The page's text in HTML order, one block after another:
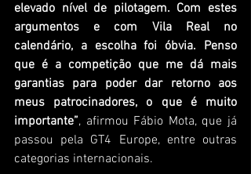
elevado nível de pilotagem. Com estes
argumentos e com Vila Real no
calendário, a escolha foi óbvia. Penso
que é a competição que me dá mais
garantias para poder dar retorno aos
meus patrocinadores, o que é muito
importante”, afirmou Fábio Mota, que já
passou pela GT4 Europe, entre outras
categorias internacionais.